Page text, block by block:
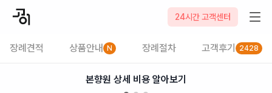
24시간 고객센터
장례견적 상품안내 N 장례절차 고객후기 2428
2026-08-09
본향원 상세 비용 알아보기